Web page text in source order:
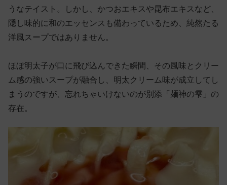
うなテイスト。しかし、かつおエキスや昆布エキスなど、
隠し味的に和のエッセンスも備わっているため、純然たる
洋風スープではありません。
ほぼ明太子が口に飛び込んできた瞬間、その風味とクリー
ム感の強いスープが融合し、明太クリーム味が成立してし
まうのですが、忘れちゃいけないのが別添「麺神の雫」の
存在。